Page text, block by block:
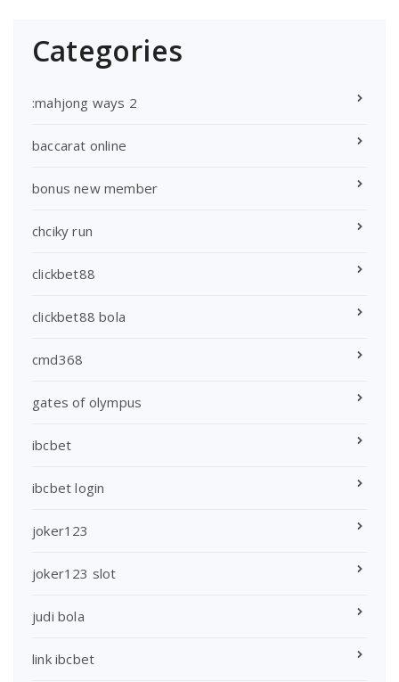
Categories
:mahjong ways 2
baccarat online
bonus new member
chciky run
clickbet88
clickbet88 bola
cmd368
gates of olympus
ibcbet
ibcbet login
joker123
joker123 slot
judi bola
link ibcbet